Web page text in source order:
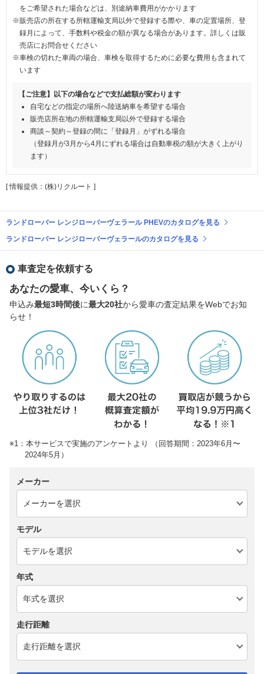
をご希望された場合などは、別途納車費用がかかります
※販売店の所在する所轄運輸支局以外で登録する際や、車の定置場所、登
録月によって、手数料や税金の額が異なる場合があります。詳しくは販
売店にお問合せください
※車検の切れた車両の場合、車検を取得するために必要な費用も含まれて
います
【ご注意】以下の場合などで支払総額が変わります
自宅などの指定の場所へ陸送納車を希望する場合
販売店所在地の所轄運輸支局以外で登録する場合
商談～契約～登録の間に「登録月」がずれる場合
（登録月が3月から4月にずれる場合は自動車税の額が大きく上がり
ます）
[ 情報提供：(株)リクルート ]
ランドローバー レンジローバーヴェラール PHEVのカタログを見る
ランドローバー レンジローバーヴェラールのカタログを見る
車査定を依頼する
あなたの愛車、今いくら？
申込み最短3時間後に最大20社から愛車の査定結果をWebでお知
らせ！
※1：本サービスで実施のアンケートより （回答期間：2023年6月〜
2024年5月）
メーカー
モデル
年式
走行距離